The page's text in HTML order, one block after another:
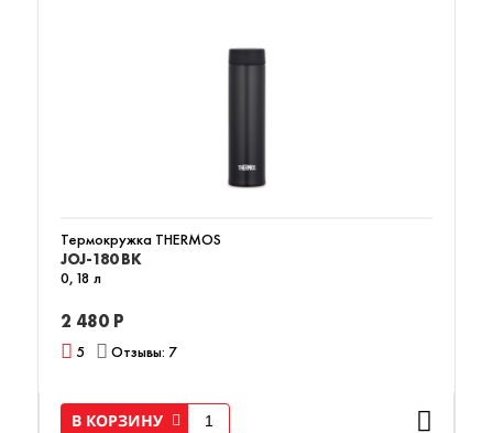
Термокружка THERMOS
JOJ-180 BK
0,18 л
2 480 Р
5 Отзывы: 7
В КОРЗИНУ